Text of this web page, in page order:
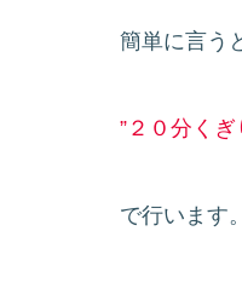
簡単に言う
”２０分くぎ
で行います。